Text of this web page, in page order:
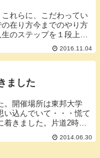
れらに、こだわってい
の在り方今までのやり方
のステップを１段上が
手放す必要があるとい
、今まで何度も、何度
。仕事、物、考え方、
2016.11.04
ました
。開催場所は東邦大学
い込んでいて・・・慌て
着きました。片道2時間
2014.06.30